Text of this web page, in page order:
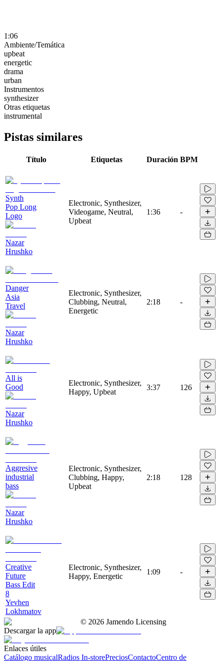
1:06
Ambiente/Temática
upbeat
energetic
drama
urban
Instrumentos
synthesizer
Otras etiquetas
instrumental
Pistas similares
Título Etiquetas Duración BPM
Synth
Pop Long
Logo
Nazar
Hrushko
Electronic, Synthesizer,
Videogame, Neutral,
Upbeat
1:36 -
Danger
Asia
Travel
Nazar
Hrushko
Electronic, Synthesizer,
Clubbing, Neutral,
Energetic
2:18 -
All is
Good
Nazar
Hrushko
Electronic, Synthesizer,
Happy, Upbeat
3:37 126
Aggresive
industrial
bass
Nazar
Hrushko
Electronic, Synthesizer,
Clubbing, Happy,
Upbeat
2:18 128
Creative
Future
Bass Edit
8
Yevhen
Lokhmatov
Electronic, Synthesizer,
Happy, Energetic
1:09 -
© 2026 Jamendo Licensing
Descargar la app
Enlaces útiles
Catálogo musicalRadios In-storePreciosContactoCentro de